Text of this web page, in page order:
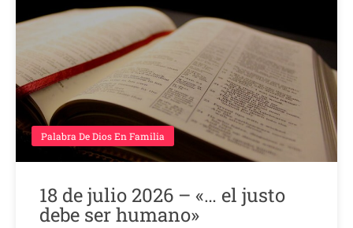
Palabra De Dios En Familia
18 de julio 2026 – «… el justo
debe ser humano»